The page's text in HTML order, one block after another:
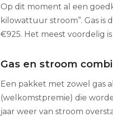
Op dit moment al een
kilowattuur stroom”. Gas
€925. Het meest voordelig
Gas en stroom
Een pakket met zowel gas
(welkomstpremie) die
jaar weer van stroom